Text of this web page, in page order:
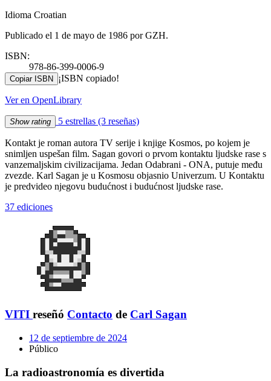
Idioma Croatian
Publicado el 1 de mayo de 1986 por GZH.
ISBN:
978-86-399-0006-9
Copiar ISBN ¡ISBN copiado!
Ver en OpenLibrary
Show rating 5 estrellas (3 reseñas)
Kontakt je roman autora TV serije i knjige Kosmos, po kojem je
snimljen uspešan film. Sagan govori o prvom kontaktu ljudske rase s
vanzemaljskim civilizacijama. Jedan Odabrani - ONA, putuje među
zvezde. Karl Sagan je u Kosmosu objasnio Univerzum. U Kontaktu
je predvideo njegovu budućnost i budućnost ljudske rase.
37 ediciones
VITI reseñó Contacto de Carl Sagan
12 de septiembre de 2024
Público
La radioastronomía es divertida